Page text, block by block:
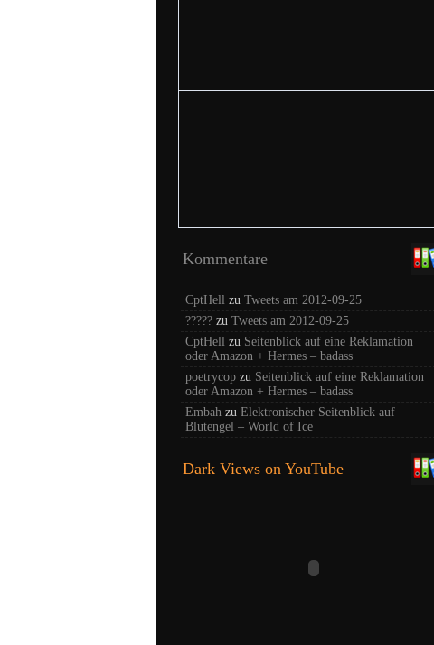
Kommentare
CptHell zu Tweets am 2012-09-25
????? zu Tweets am 2012-09-25
CptHell zu Seitenblick auf eine Reklamation
oder Amazon + Hermes – badass
poetrycop zu Seitenblick auf eine Reklamation
oder Amazon + Hermes – badass
Embah zu Elektronischer Seitenblick auf
Blutengel – World of Ice
Dark Views on YouTube